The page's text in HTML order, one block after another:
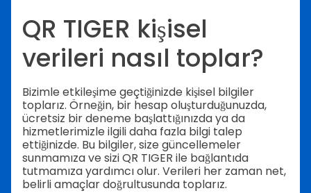
QR TIGER kişisel
verileri nasıl toplar?
Bizimle etkileşime geçtiğinizde kişisel bilgiler
toplarız. Örneğin, bir hesap oluşturduğunuzda,
ücretsiz bir deneme başlattığınızda ya da
hizmetlerimizle ilgili daha fazla bilgi talep
ettiğinizde. Bu bilgiler, size güncellemeler
sunmamıza ve sizi QR TIGER ile bağlantıda
tutmamıza yardımcı olur. Verileri her zaman net,
belirli amaçlar doğrultusunda toplarız.